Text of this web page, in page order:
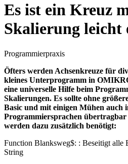
Es ist ein Kreuz
Skalierung leicht
Programmierpraxis
Öfters werden Achsenkreuze für
kleines Unterprogramm in
eine universelle Hilfe beim
Skalierungen. Es sollte ohne
Basic und mit einigen Mühen auch
Programmiersprachen
werden dazu zusätzlich benötigt:
Function Blanksweg$: : Beseitigt alle
String